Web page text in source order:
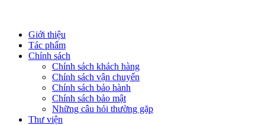
Giới thiệu
Tác phẩm
Chính sách
Chính sách khách hàng
Chính sách vận chuyển
Chính sách bảo hành
Chính sách bảo mật
Những câu hỏi thường gặp
Thư viện